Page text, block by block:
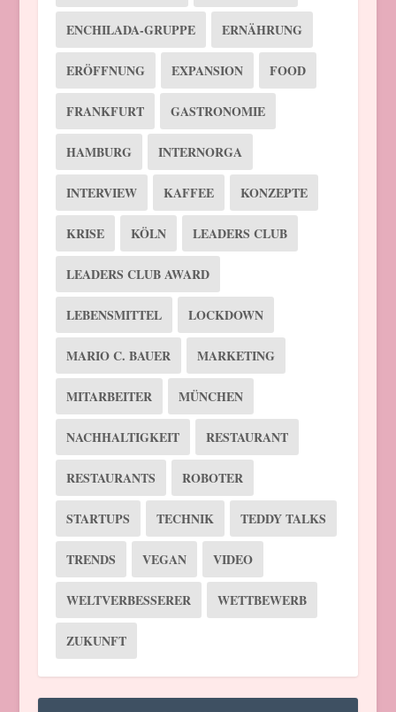
ENCHILADA-GRUPPE ERNÄHRUNG
ERÖFFNUNG EXPANSION FOOD
FRANKFURT GASTRONOMIE
HAMBURG INTERNORGA
INTERVIEW KAFFEE KONZEPTE
KRISE KÖLN LEADERS CLUB
LEADERS CLUB AWARD
LEBENSMITTEL LOCKDOWN
MARIO C. BAUER MARKETING
MITARBEITER MÜNCHEN
NACHHALTIGKEIT RESTAURANT
RESTAURANTS ROBOTER
STARTUPS TECHNIK TEDDY TALKS
TRENDS VEGAN VIDEO
WELTVERBESSERER WETTBEWERB
ZUKUNFT